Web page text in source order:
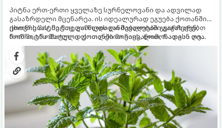
პიტნა ერთ-ერთი ყველაზე სურნელოვანი და ადვილად
გასაზრდელი მცენარეა. ის იდეალურად ეგუება ქოთანში
ცხოვრებას, მეტიც, გამოცდილი მებაღეები გვირჩევენ,
რომ პიტნა მხოლოდ ქოთანში მოვიყვანოთ, რადგან ღია
გრუნტში (ბაღში) დარგვისას ის ფესვებით ძალიან
სწრაფად ვრცელდება და სხვა მცენარეებს ავიწროებს.
ქოთნის პიტნა მთელი წლის განმავლობაში გაგახარებთ
ნორჩი, არომატული ფოთლებით ჩაის, ლიმონათისა თუ
კერძებისთვის.